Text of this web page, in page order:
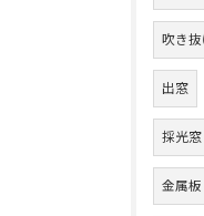
吹き
出窓
採光窓
金属板